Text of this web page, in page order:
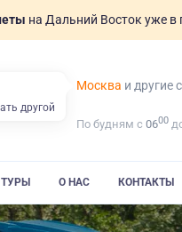
на Дальний Восток уже в
Москва и другие
По будням с 0600
О НАС КОНТАКТЫ
другой